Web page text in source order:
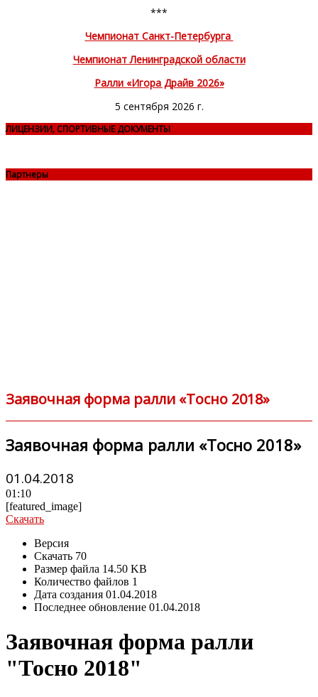
***
Чемпионат Санкт-Петербурга
Чемпионат Ленинградской области
Ралли «Игора Драйв 2026»
5 сентября 2026 г.
ЛИЦЕНЗИИ, СПОРТИВНЫЕ ДОКУМЕНТЫ
Партнеры
Заявочная форма ралли «Тосно 2018»
Заявочная форма ралли «Тосно 2018»
01.04.2018
01:10
[featured_image]
Скачать
Версия
Скачать 70
Размер файла 14.50 KB
Количество файлов 1
Дата создания 01.04.2018
Последнее обновление 01.04.2018
Заявочная форма ралли
"Тосно 2018"